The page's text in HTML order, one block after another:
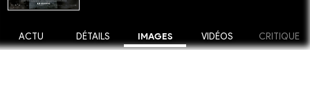
ACTU DÉTAILS IMAGES VIDÉOS CRITIQUE